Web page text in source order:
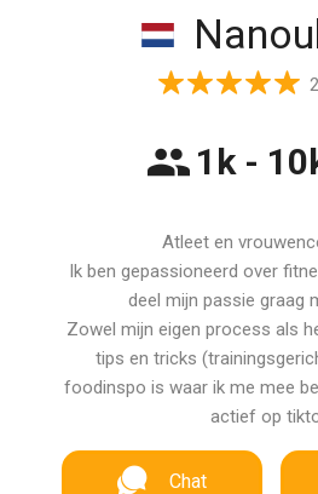
1k -
Atleet en
Ik ben gepassioneerd over
deel mijn passie graag
Zowel mijn eigen process als
tips en tricks
foodinspo is waar ik me mee
actief op
Chat